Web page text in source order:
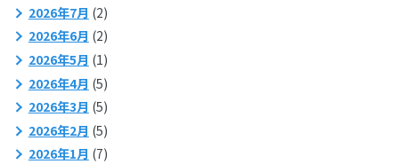
2026年7月 (2)
2026年6月 (2)
2026年5月 (1)
2026年4月 (5)
2026年3月 (5)
2026年2月 (5)
2026年1月 (7)